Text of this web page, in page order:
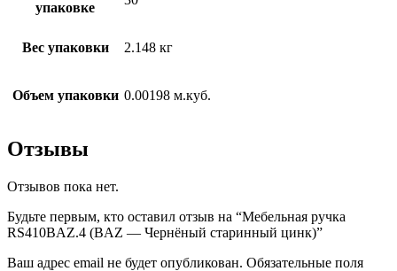
упаковке
Вес упаковки 2.148 кг
Объем упаковки 0.00198 м.куб.
Отзывы
Отзывов пока нет.
Будьте первым, кто оставил отзыв на “Мебельная ручка
RS410BAZ.4 (BAZ — Чернёный старинный цинк)”
Ваш адрес email не будет опубликован. Обязательные поля